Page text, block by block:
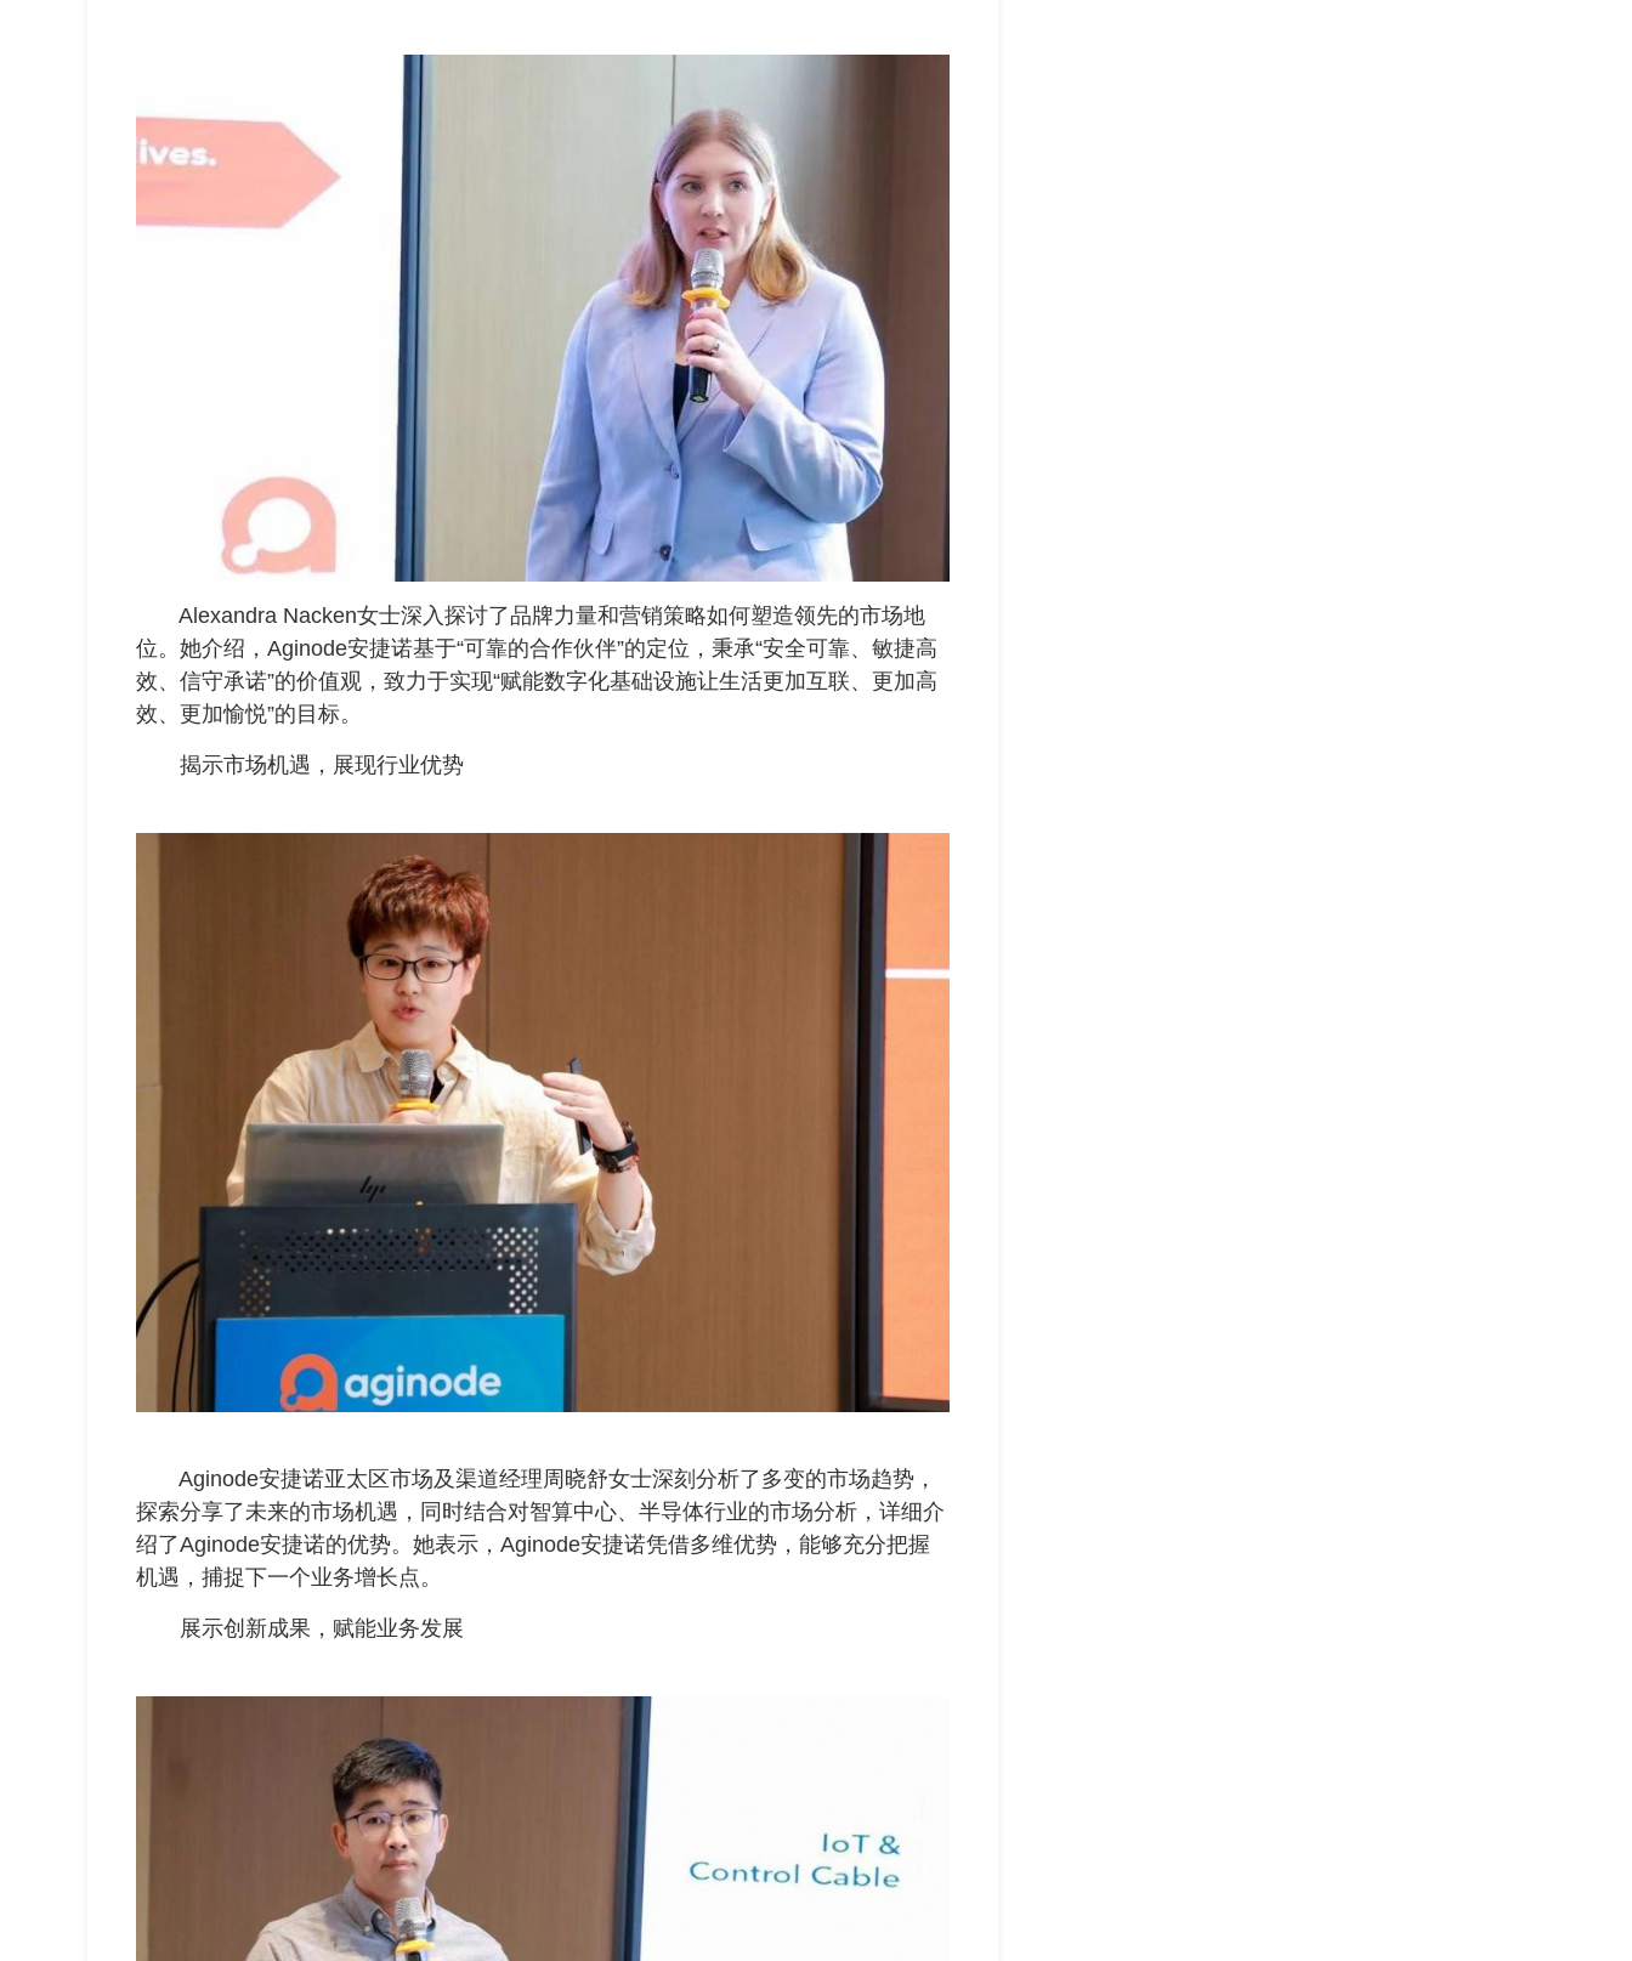
Alexandra Nacken女士深入探讨了品牌力量和营销策略如何塑造领先的市场地
位。她介绍，Aginode安捷诺基于“可靠的合作伙伴”的定位，秉承“安全可靠、敏捷高
效、信守承诺”的价值观，致力于实现“赋能数字化基础设施让生活更加互联、更加高
效、更加愉悦”的目标。
揭示市场机遇，展现行业优势
Aginode安捷诺亚太区市场及渠道经理周晓舒女士深刻分析了多变的市场趋势，
探索分享了未来的市场机遇，同时结合对智算中心、半导体行业的市场分析，详细介
绍了Aginode安捷诺的优势。她表示，Aginode安捷诺凭借多维优势，能够充分把握
机遇，捕捉下一个业务增长点。
展示创新成果，赋能业务发展